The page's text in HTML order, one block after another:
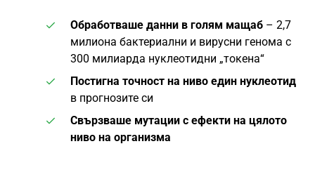
Обработваше данни в голям мащаб – 2,7
милиона бактериални и вирусни генома с
300 милиарда нуклеотидни „токена“
Постигна точност на ниво един нуклеотид
в прогнозите си
Свързваше мутации с ефекти на цялото
ниво на организма